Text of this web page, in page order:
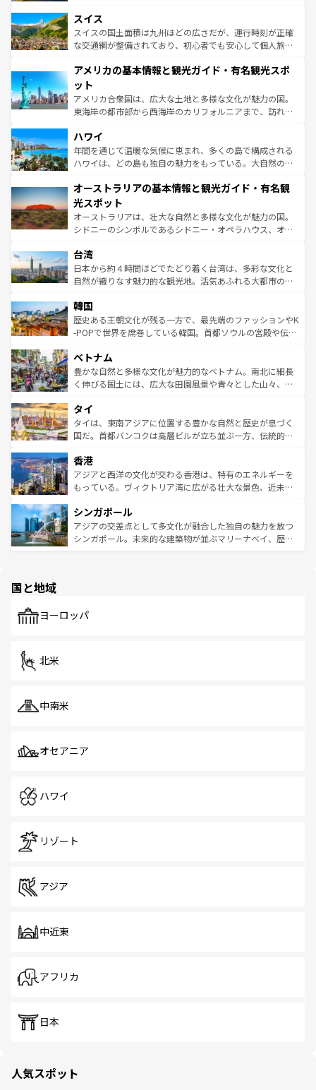
を参照してほしい。
は、お酒好きな人にはぜひ体験してほしい。 なお、新着の
ドイツ情報はコンテンツ一覧を参照してほしい。
リアごとに異なる魅力がある。また、優雅なアフタヌーン
ティー、ビール好きにはたまらない英国パブ、サッカー観
戦など、本場だからこそできる体験も豊富。イギリスを旅
ンツ一覧を参照してほしい。
スイス
スイスの国土面積は九州ほどの広さだが、運行時刻が正確
な交通網が整備されており、初心者でも安心して個人旅行
の建物がそのまま残る町や、スイスならではのユニークな
博物館もあり、アルプス観光だけでなく町歩きも満喫する
ことができる。国民の所得が高いため物価も高いが、旅行
者向けの交通パス提供のサービスもあり、うまく活用すれ
着のスイス情報は
アメリカの基本情報と観光ガイド・有名観光スポ
ット
アメリカ合衆国は、広大な土地と多様な文化が魅力の国。
東海岸の都市部から西海岸のカリフォルニアまで、訪れる
のような巨大都市は、観光、ショッピング、エンターテイ
ンメントが詰まった刺激的なスポットだ。一方、アメリカ
西部には大自然が広がり、グランドキャニオンやイエロー
部のニューオーリンズでは、音楽と美食が融合した独特の
文化が魅力。旅行者はアメリカの各地域で異なる魅力を楽
しみながら、その多様性と豊かな歴史を感じることができ
るだろう。車でのロードトリップや列車の旅も、アメリカ
情報は
ハワイ
年間を通じて温暖な気候に恵まれ、多くの島で構成される
ハワイは、どの島も独自の魅力をもっている。大自然の神
ワイ島は見逃せない。また、定番の観光地といえばオアフ
島だが、静かな自然を求めるならマウイ島やカウアイ島が
おすすめ。エメラルドグリーンに輝く海をはじめ、豊かな
文化や歴史が息づいている。「アロハスピリット」と呼ば
人々、おいしいローカルフードやハワイアンミュージッ
ク、伝統的なフラダンスなど、すべてがハワイの魅力を彩
っている。訪れるたびに新しい発見と感動が待っているハ
はコンテンツ一覧
オーストラリアの基本情報と観光ガイド・有名観
光スポット
オーストラリアは、壮大な自然と多様な文化が魅力の国。
シドニーのシンボルであるシドニー・オペラハウス、オー
リアリーフや大陸中央部にそびえるウルル（エアーズロッ
ク）、タスマニアの美しい原生林やケアンズの熱帯雨林な
ど、見どころがたくさん。また、カフェやワイン、オージ
いる。アクティビティも充実しており、サーフィンやダイ
ビング、ハイキングなど、アウトドア好きにはたまらな
い。オーストラリアの多彩な魅力を存分に味わいつくそ
参照してほしい。
台湾
日本から約４時間ほどでたどり着く台湾は、多彩な文化と
自然が織りなす魅力的な観光地。活気あふれる大都市の台
ン）、静ひつな山岳地帯である台湾東部など、都市の喧騒
と山間の静けさが共存しており、訪れる人に新しい発見と
驚きをもたらしてくれる。また、奥深い台湾の食文化も魅
容にもいいと評判のスイーツなど、バラエティ豊かな料理
が味わえる。 なお、新着の台湾情報は コンテンツ一覧を参
照してほしい。
韓国
歴史ある王朝文化が残る一方で、最先端のファッションやK
-POPで世界を席巻している韓国。首都ソウルの宮殿や伝統
き、地方に足を延ばせば四季折々の自然美を楽しむことが
できる。そして、キムチや焼肉、絶品のストリートフード
まで、さまざまな韓国料理が待っている。夜には、韓国な
リティに包まれながら、韓国の多彩な魅力を心ゆくまで味
わってみてほしい。 なお、新着の韓国情報はコンテンツ一
覧を参照してほしい。
ベトナム
豊かな自然と多様な文化が魅力的なベトナム。南北に細長
く伸びる国土には、広大な田園風景や青々とした山々、世
急速な発展と共に伝統が息づく。ハノイの古い町並みやホ
ーチミン市のフランス統治時代の建物も、独特の雰囲気を
醸し出している。また、バラエティの豊かさとおいしさで
とつ。フォーやバインミー、ベトナムコーヒーなどは、ぜ
ひ現地で味わいたい。どの地域を訪れてもあたたかい人々
が旅行者を迎えてくれるので、きっと忘れられない旅にな
参照してほしい。
タイ
タイは、東南アジアに位置する豊かな自然と歴史が息づく
国だ。首都バンコクは高層ビルが立ち並ぶ一方、伝統的な
の活気が交差している。北部ではチェンマイなどの山岳地
帯で自然と触れ合い、南部ではプーケットやクラビの美し
いビーチでリゾート気分を楽しむことができる。タイ料理
激する。気候は一年中温暖で、どの季節にも異なる楽しみ
が待っている。親しみやすいタイの人々、仏教を中心とし
た文化、そして多様な観光資源が、訪れる旅人を魅了し続
香港
アジアと西洋の文化が交わる香港は、特有のエネルギーを
もっている。ヴィクトリア湾に広がる壮大な景色、近未来
み、どこを訪れても感動するはず。観光スポットが密集し
ており、効率よく見どころを回れるのも魅力。息をのむよ
うな絶景から文化的な体験まで、香港を存分に楽しみ尽く
シンガポール
アジアの交差点として多文化が融合した独自の魅力を放つ
シンガポール。未来的な建築物が並ぶマリーナベイ、歴史
で、ホーカーズは地元の風情を楽しめる外せないスポット
国と地域
ヨーロッパ
北米
中南米
オセアニア
ハワイ
リゾート
アジア
中近東
アフリカ
日本
人気スポット